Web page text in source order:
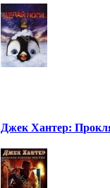
Джек Хантер: